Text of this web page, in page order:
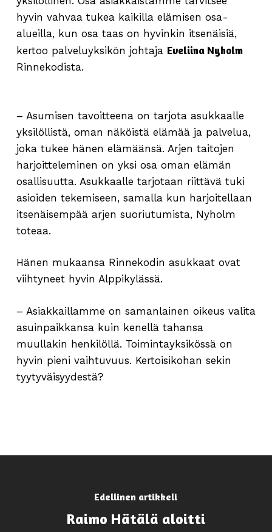
hyvin vahvaa tukea kaikilla elämisen osa-
alueilla, kun osa taas on hyvinkin itsenäisiä,
kertoo palveluyksikön johtaja Eveliina Nyholm
Rinnekodista.
– Asumisen tavoitteena on tarjota asukkaalle
yksilöllistä, oman näköistä elämää ja palvelua,
joka tukee hänen elämäänsä. Arjen taitojen
harjoitteleminen on yksi osa oman elämän
osallisuutta. Asukkaalle tarjotaan riittävä tuki
asioiden tekemiseen, samalla kun harjoitellaan
itsenäisempää arjen suoriutumista, Nyholm
toteaa.
Hänen mukaansa Rinnekodin asukkaat ovat
viihtyneet hyvin Alppikylässä.
– Asiakkaillamme on samanlainen oikeus valita
asuinpaikkansa kuin kenellä tahansa
muullakin henkilöllä. Toimintayksikössä on
hyvin pieni vaihtuvuus. Kertoisikohan sekin
tyytyväisyydestä?
Edellinen artikkeli
Raimo Hätälä aloitti